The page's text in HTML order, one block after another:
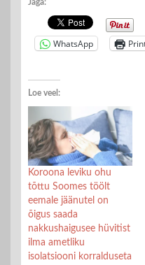
Jaga:
WhatsApp
Loe veel:
Koroona leviku ohu
tõttu Soomes töölt
eemale jäänutel on
õigus saada
nakkushaigusee hüvitist
ilma ametliku
isolatsiooni korralduseta